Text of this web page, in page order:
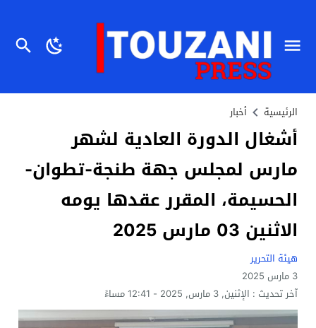
الرئيسية أخبار
أشغال الدورة العادية لشهر
مارس لمجلس جهة طنجة-تطوان-
الحسيمة، المقرر عقدها يومه
الاثنين 03 مارس 2025
هيئة التحرير
3 مارس 2025
آخر تحديث : الإثنين, 3 مارس, 2025 - 12:41 مساءً